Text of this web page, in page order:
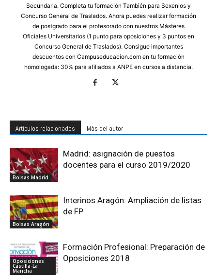
Secundaria. Completa tu formación También para Sexenios y
Concurso General de Traslados. Ahora puedes realizar formación
de postgrado para el profesorado con nuestros Másteres
Oficiales Universitarios (1 punto para oposiciones y 3 puntos en
Concurso General de Traslados). Consigue importantes
descuentos con Campuseducacion.com en tu formación
homologada: 30% para afiliados a ANPE en cursos a distancia.
Artículos relacionados Más del autor
Bolsas Madrid
Madrid: asignación de puestos
docentes para el curso 2019/2020
Bolsas Aragón
Interinos Aragón: Ampliación de listas
de FP
Oposiciones
Castilla-La
Mancha
Formación Profesional: Preparación de
Oposiciones 2018